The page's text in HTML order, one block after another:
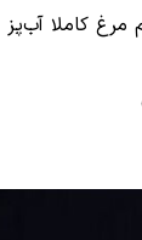
کاملا آب‌پز